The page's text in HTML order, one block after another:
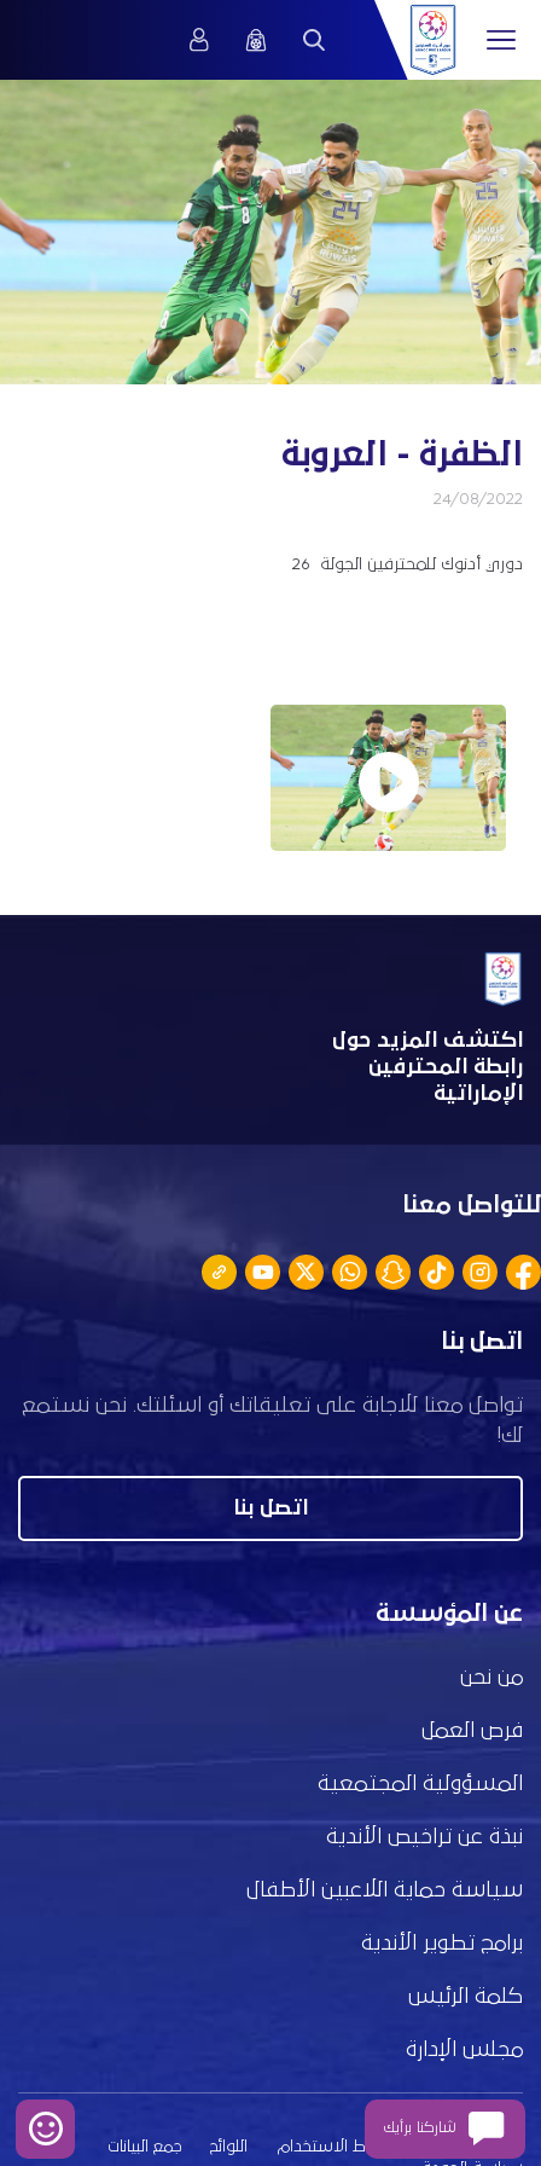
الظفرة - العروبة
24/08/2022
دوري أدنوك للمحترفين الجولة 26
اكتشف المزيد حول
رابطة المحترفين
الإماراتية
للتواصل معنا
اتصل بنا
تواصل معنا للاجابة على تعليقاتك أو اسئلتك. نحن نستمع
لك!
اتصل بنا
عن المؤسسة
من نحن
فرص العمل
المسؤولية المجتمعية
نبذة عن تراخيص الأندية
سياسة حماية اللاعبين الأطفال
برامج تطوير الأندية
كلمة الرئيس
مجلس الإدارة
بيان الخصوصية شروط الاستخدام اللوائح
جمع البيانات
شاركنا برأيك